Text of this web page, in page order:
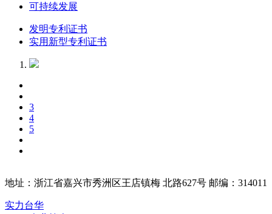
可持续发展
发明专利证书
实用新型专利证书
3
4
5
地址：浙江省嘉兴市秀洲区王店镇梅 北路627号 邮编：314011
实力台华